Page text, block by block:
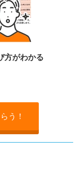
方がわかる
う！